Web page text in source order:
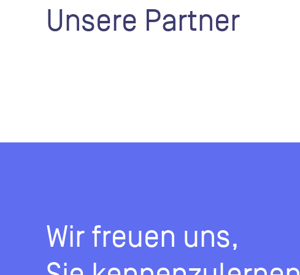
Unsere Partner
Wir freuen uns,